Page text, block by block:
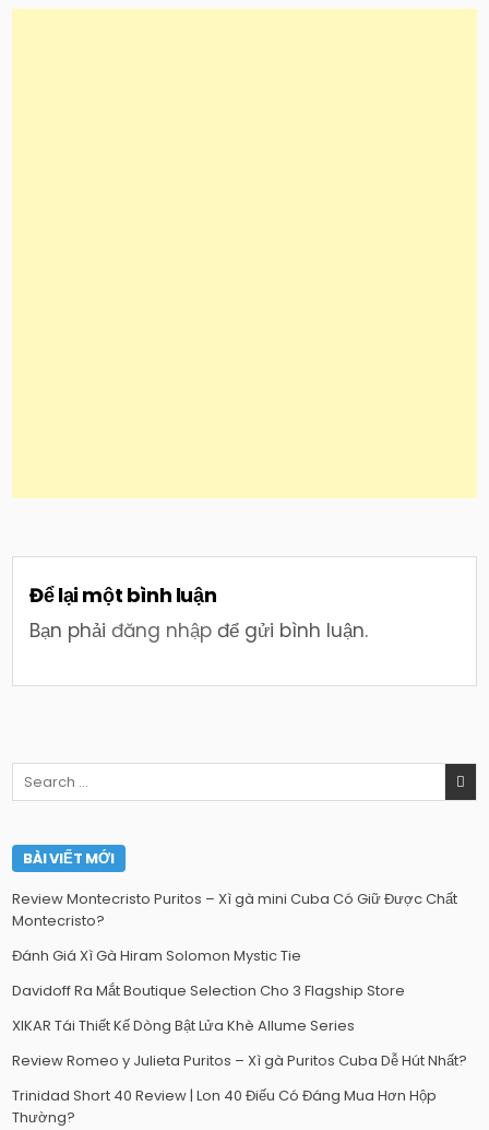
Để lại một bình luận
Bạn phảiđăng nhập để gửi bình luận.
Search
BÀI VIẾT MỚI
Review Montecristo Puritos – Xì gà mini Cuba Có Giữ Được Chất
Montecristo?
Đánh Giá Xì Gà Hiram Solomon Mystic Tie
Davidoff Ra Mắt Boutique Selection Cho 3 Flagship Store
XIKAR Tái Thiết Kế Dòng Bật Lửa Khè Allume Series
Review Romeo y Julieta Puritos – Xì gà Puritos Cuba Dễ Hút Nhất?
Trinidad Short 40 Review | Lon 40 Điếu Có Đáng Mua Hơn Hộp
Thường?